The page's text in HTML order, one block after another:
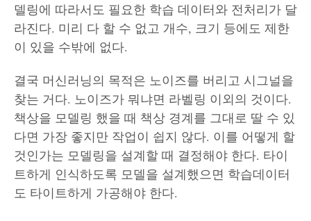
델링에 따라서도 필요한 학습 데이터와 전처리가 달
라진다. 미리 다 할 수 없고 개수, 크기 등에도 제한
이 있을 수밖에 없다.
결국 머신러닝의 목적은 노이즈를 버리고 시그널을
찾는 거다. 노이즈가 뭐냐면 라벨링 이외의 것이다.
책상을 모델링 했을 때 책상 경계를 그대로 딸 수 있
다면 가장 좋지만 작업이 쉽지 않다. 이를 어떻게 할
것인가는 모델링을 설계할 때 결정해야 한다. 타이
트하게 인식하도록 모델을 설계했으면 학습데이터
도 타이트하게 가공해야 한다.